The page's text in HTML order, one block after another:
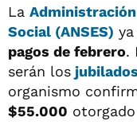
La
Social (ANSES)
pagos de febrero.
serán los jubilados
organismo
$55.000